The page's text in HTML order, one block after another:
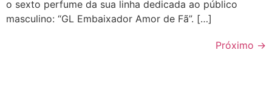
o sexto perfume da sua linha dedicada ao público
masculino: “GL Embaixador Amor de Fã”. […]
Próximo →